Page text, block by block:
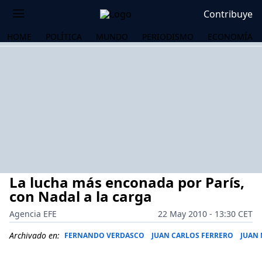
Contribuye
HOME POLÍTICA MUNDO PERIODISMO ECONOMÍA
La lucha más enconada por París,
con Nadal a la carga
Agencia EFE
22 May 2010 - 13:30 CET
Archivado en: FERNANDO VERDASCO JUAN CARLOS FERRERO JUAN